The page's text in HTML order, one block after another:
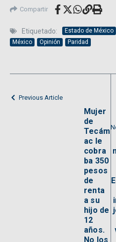
Compartir
Etiquetado: Estado de México
México
Opinión Paridad
Previous Article
Mujer
de
Tecám
ac le
cobra
ba 350
pesos
de
renta
a su
hijo de
12
años.
No los